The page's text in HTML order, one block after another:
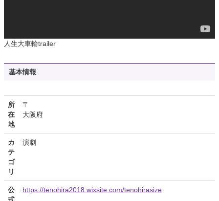
人生大車輪trailer
基本情報
所
在
地
〒
大阪府
カ
テ
ゴ
リ
演劇
公
式
https://tenohira2018.wixsite.com/tenohirasize